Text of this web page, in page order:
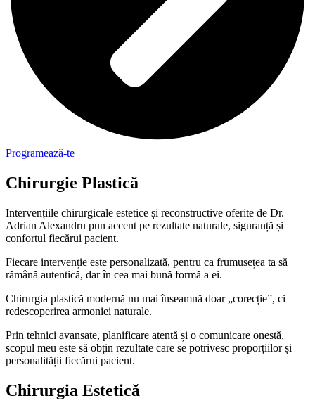
Programează-te
Chirurgie Plastică
Intervențiile chirurgicale estetice și reconstructive oferite de Dr.
Adrian Alexandru pun accent pe rezultate naturale, siguranță și
confortul fiecărui pacient.
Fiecare intervenție este personalizată, pentru ca frumusețea ta să
rămână autentică, dar în cea mai bună formă a ei.
Chirurgia plastică modernă nu mai înseamnă doar „corecție”, ci
redescoperirea armoniei naturale.
Prin tehnici avansate, planificare atentă și o comunicare onestă,
scopul meu este să obțin rezultate care se potrivesc proporțiilor și
personalității fiecărui pacient.
Chirurgia Estetică